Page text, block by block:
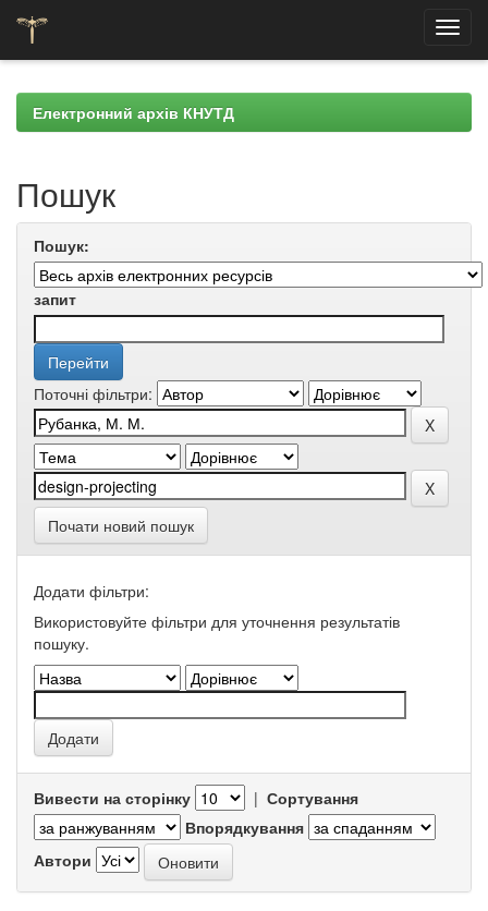
navigationЕлектронний архів КНУТД
Пошук
Пошук:
запит
Поточні фільтри:
Почати новий пошук
Додати фільтри:
Використовуйте фільтри для уточнення результатів
пошуку.
Вивести на сторінку | Сортування
Впорядкування
Автори